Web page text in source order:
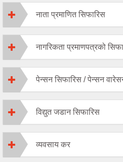
नाता प्रमाणित सिफारिस
नागरिकता प्रमाणपत्रको
पेन्सन सिफारिस / पेन्सन
विद्युत जडान सिफारिस
व्यवसाय कर